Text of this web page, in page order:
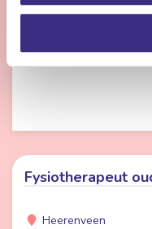
iets anders doen?
Je werkt op
gehandicaptenzorg,
Fysiotherapeut
Heerenveen